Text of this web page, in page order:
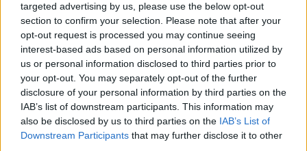
targeted advertising by us, please use the below opt-out
section to confirm your selection. Please note that after your
opt-out request is processed you may continue seeing
interest-based ads based on personal information utilized by
us or personal information disclosed to third parties prior to
your opt-out. You may separately opt-out of the further
disclosure of your personal information by third parties on the
IAB’s list of downstream participants. This information may
also be disclosed by us to third parties on the IAB’s List of
Downstream Participants that may further disclose it to other
"La gara che conta di più adesso è quella di
domenica con l’Inter contro il Torino, ma sono
felice di aver raggiunto le Final
Four della Nations League. Prima però ci
saranno le qualificazioni al Mondiale ed Euro
2020. Ci penseremo più in là, dobbiamo agire
passo dopo passo".